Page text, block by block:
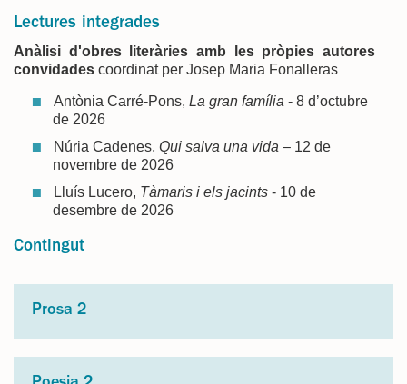
Lectures integrades
Anàlisi d'obres literàries amb les pròpies autores
convidades coordinat per Josep Maria Fonalleras
Antònia Carré-Pons,La gran família- 8 d’octubre
de 2026
Núria Cadenes,Qui salva una vida – 12 de
novembre de 2026
Lluís Lucero, Tàmaris i els jacints - 10 de
desembre de 2026
Contingut
Prosa 2